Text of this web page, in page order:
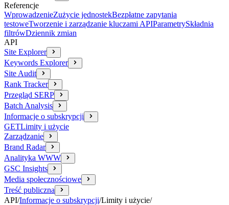
Referencje
WprowadzenieZużycie jednostekBezpłatne zapytania
testoweTworzenie i zarządzanie kluczami APIParametrySkładnia
filtrówDziennik zmian
API
Site Explorer
Keywords Explorer
Site Audit
Rank Tracker
Przegląd SERP
Batch Analysis
Informacje o subskrypcji
GETLimity i użycie
Zarządzanie
Brand Radar
Analityka WWW
GSC Insights
Media społecznościowe
Treść publiczna
API/Informacje o subskrypcji/Limity i użycie/